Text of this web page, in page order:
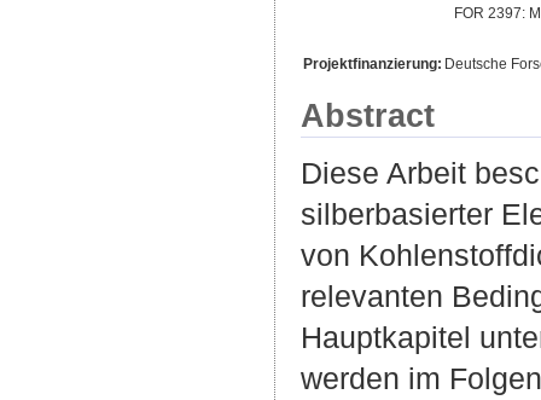
FOR 2397:
Projektfinanzierung: Deutsche
Abstract
Diese Arbeit
silberbasierter
von
relevanten
Hauptkapitel
werden im